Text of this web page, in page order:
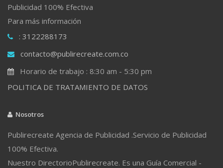
Publicidad 100% Efectiva
Para más información
: 3122288173
contacto@publirecreate.com.co
Horario de trabajo : 8:30 am - 5:30 pm
POLITICA DE TRATAMIENTO DE DATOS
Nosotros
Publirecreate Agencia de Publicidad .Servicio de Publicidad
100% Efectiva.
Nuestro DirectorioPublirecreate. Es una Guía Comercial -